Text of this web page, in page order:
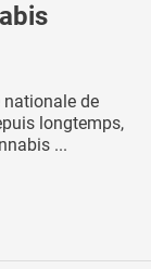
nationale de
longtemps,
...